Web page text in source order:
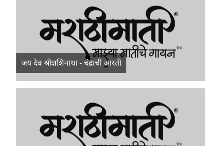
जय देव श्रीशशिनाथा - चंद्राची आरती